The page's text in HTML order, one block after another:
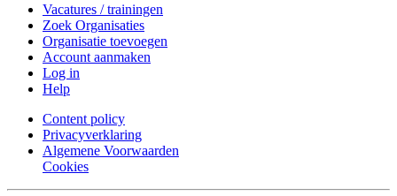
Vacatures / trainingen
Zoek Organisaties
Organisatie toevoegen
Account aanmaken
Log in
Help
Content policy
Privacyverklaring
Algemene Voorwaarden
Cookies